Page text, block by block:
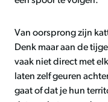
Van oorsprong zijn
Denk maar aan de
vaak niet direct met
laten zelf geuren
gaat of dat je hun